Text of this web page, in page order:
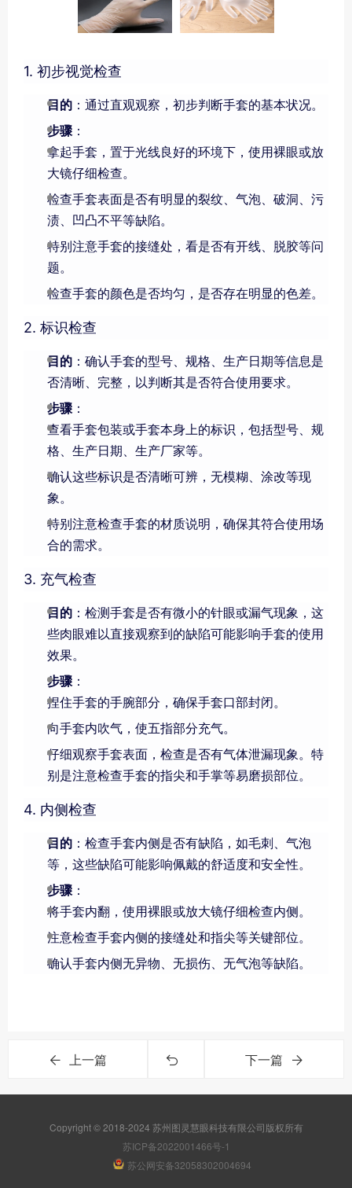
1. 初步视觉检查
目的 ：通过直观观察，初步判断手套的基本状况。
步骤 ：
拿起手套，置于光线良好的环境下，使用裸眼或放
大镜仔细检查。
检查手套表面是否有明显的裂纹、气泡、破洞、污
渍、凹凸不平等缺陷。
特别注意手套的接缝处，看是否有开线、脱胶等问
题。
检查手套的颜色是否均匀，是否存在明显的色差。
2. 标识检查
目的 ：确认手套的型号、规格、生产日期等信息是
否清晰、完整，以判断其是否符合使用要求。
步骤 ：
查看手套包装或手套本身上的标识，包括型号、规
格、生产日期、生产厂家等。
确认这些标识是否清晰可辨，无模糊、涂改等现
象。
特别注意检查手套的材质说明，确保其符合使用场
合的需求。
3. 充气检查
目的 ：检测手套是否有微小的针眼或漏气现象，这
些肉眼难以直接观察到的缺陷可能影响手套的使用
效果。
步骤 ：
捏住手套的手腕部分，确保手套口部封闭。
向手套内吹气，使五指部分充气。
仔细观察手套表面，检查是否有气体泄漏现象。特
别是注意检查手套的指尖和手掌等易磨损部位。
4. 内侧检查
目的 ：检查手套内侧是否有缺陷，如毛刺、气泡
等，这些缺陷可能影响佩戴的舒适度和安全性。
步骤 ：
将手套内翻，使用裸眼或放大镜仔细检查内侧。
注意检查手套内侧的接缝处和指尖等关键部位。
确认手套内侧无异物、无损伤、无气泡等缺陷。
上一篇 下一篇
Copyright © 2018-2024 苏州图灵慧眼科技有限公司版权所有
苏ICP备2022001466号-1
苏公网安备32058302004694